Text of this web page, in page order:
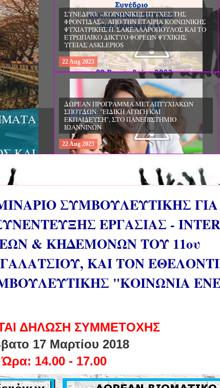
ΚΑΙ
ΣΥΝΕΔΡΙΟ: «ΚΟΙΝΩΝΙΚΕΣ ΠΤΥΧΕΣ ΤΗΣ
ΦΡΟΝΤΙΔΑΣ», ΑΠΟ ΤΗΝ ΕΤΑΙΡΙΑ ΚΟΙΝΩΝΙΚΗΣ
ΨΥΧΙΑΤΡΙΚΗΣ Π. ΣΑΚΕΛΛΑΡΟΠΟΥΛΟΣ ΚΑΙ ΤΟ
EΥΡΩΠΑΪΚΟ ΔΙΚΤΥΟ ΦΟΡΕΩΝ ΨΥΧΙΚΗΣ
ΥΓΕΙΑΣ ΑSKLEPIOS
22Aug 2023
ΔΩΡΕΑΝ ΠΡΟΓΡΑΜΜΑ ΜΕΤΑΠΤΥΧΙΑΚΩΝ
ΣΠΟΥΔΩΝ: "ΕΙΔΙΚΗ ΑΓΩΓΗ ΚΑΙ
ΕΚΠΑΙΔΕΥΣΗ", ΣΤΟ ΠΑΝΕΠΙΣΤΗΜΙΟ
ΙΩΑΝΝΙΝΩΝ
22Aug 2023
ΣΥΜΒΟΥΛΕΥΤΙΚΗΣ ΓΙΑ
EΡΓΑΣΙΑΣ -
& ΚΗΔΕΜΟΝΩΝ ΤΟΥ 11ου
ΚΑΙ ΤΟΝ
"ΚΟΙΝΩΝΙΑ
ΔΗΛΩΣΗ ΣΥΜΜΕΤΟΧΗΣ
17 Μαρτίου 2018
Ώρα: 14.00 - 17.00